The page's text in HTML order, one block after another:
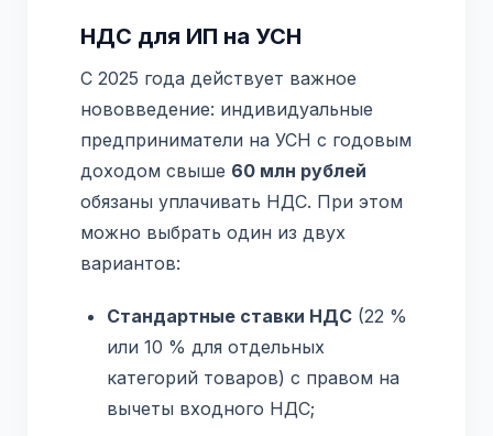
НДС для ИП на УСН
С 2025 года действует важное
нововведение: индивидуальные
предприниматели на УСН с годовым
доходом свыше 60 млн рублей
обязаны уплачивать НДС. При этом
можно выбрать один из двух
вариантов:
Стандартные ставки НДС (22 %
или 10 % для отдельных
категорий товаров) с правом на
вычеты входного НДС;